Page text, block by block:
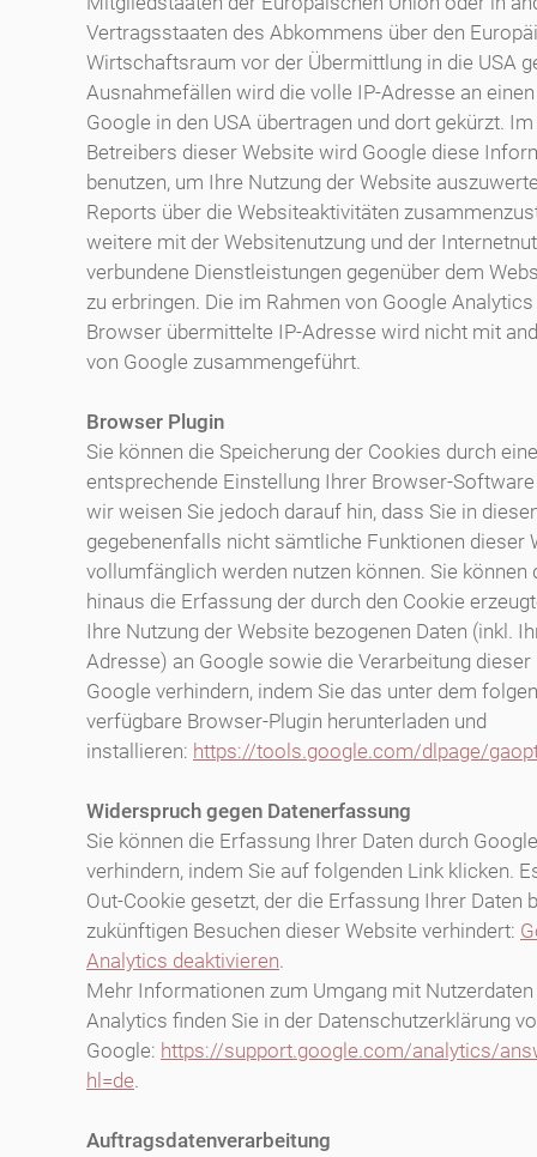
Vertragsstaaten des Abkommens über den
Wirtschaftsraum vor der Übermittlung in die USA
Ausnahmefällen wird die volle IP-Adresse an
Google in den USA übertragen und dort gekürzt.
Betreibers dieser Website wird Google diese
benutzen, um Ihre Nutzung der Website
Reports über die Websiteaktivitäten
weitere mit der Websitenutzung und der
verbundene Dienstleistungen gegenüber dem
zu erbringen. Die im Rahmen von Google
Browser übermittelte IP-Adresse wird nicht mit
von Google zusammengeführt.
Browser Plugin
Sie können die Speicherung der Cookies durch eine
entsprechende Einstellung Ihrer Browser-
wir weisen Sie jedoch darauf hin, dass Sie in
gegebenenfalls nicht sämtliche Funktionen dieser
vollumfänglich werden nutzen können. Sie können
hinaus die Erfassung der durch den Cookie
Ihre Nutzung der Website bezogenen Daten (inkl.
Adresse) an Google sowie die Verarbeitung dieser
Google verhindern, indem Sie das unter dem
verfügbare Browser-Plugin herunterladen und
installieren: https://tools.google.com/dlpage/
Widerspruch gegen Datenerfassung
Sie können die Erfassung Ihrer Daten durch
verhindern, indem Sie auf folgenden Link klicken.
Out-Cookie gesetzt, der die Erfassung Ihrer Daten
zukünftigen Besuchen dieser Website verhindert:
Analytics deaktivieren.
Mehr Informationen zum Umgang mit
Analytics finden Sie in der Datenschutzerklärung
Google: https://support.google.com/analytics/
hl=de.
Auftragsdatenverarbeitung